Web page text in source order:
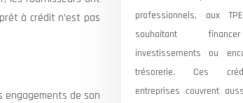
à crédit n’est pas
engagements de son
professionnels, aux
souhaitant
investissements ou
trésorerie. Ces
entreprises couvrent